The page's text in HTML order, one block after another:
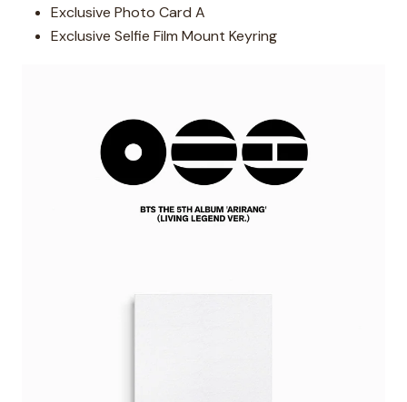
Exclusive Photo Card A
Exclusive Selfie Film Mount Keyring